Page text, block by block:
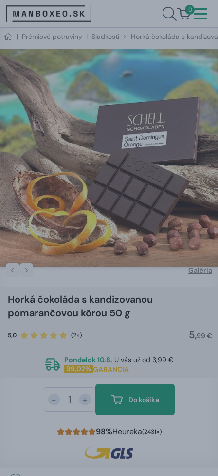
0
| Prémiové potraviny | Sladkosti Horká čokoláda s
Galéria
Horká čokoláda s kandizovanou
pomarančovou kôrou 50 g
5,0 (2×) 5,99 €
Pondelok 10.8. U vás už od 3,99 €
99,02% GARANCIA
- + Do košíka
98%Heureka(2431×)